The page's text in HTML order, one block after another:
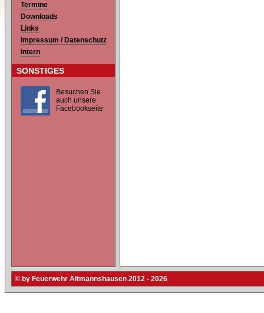
Termine
Downloads
Links
Impressum / Datenschutz
Intern
SONSTIGES
Besuchen Sie
auch unsere
Facebookseite
© by Feuerwehr Altmannshausen 2012 - 2026